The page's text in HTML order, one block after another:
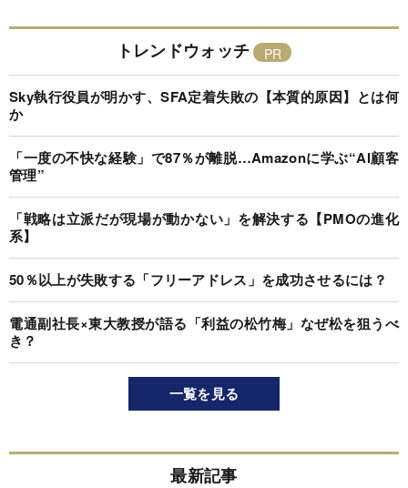
トレンドウォッチ
Sky執行役員が明かす、SFA定着失敗の【本質的原因】とは何
か
「一度の不快な経験」で87％が離脱…Amazonに学ぶ“AI顧客
管理”
「戦略は立派だが現場が動かない」を解決する【PMOの進化
系】
50％以上が失敗する「フリーアドレス」を成功させるには？
電通副社長×東大教授が語る「利益の松竹梅」なぜ松を狙うべ
き？
一覧を見る
最新記事